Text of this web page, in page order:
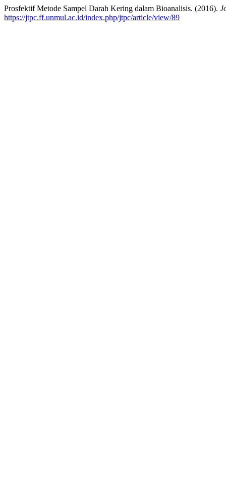
Prosfektif Metode Sampel Darah Kering dalam Bioanalisis. (2016).
https://jtpc.ff.unmul.ac.id/index.php/jtpc/article/view/89